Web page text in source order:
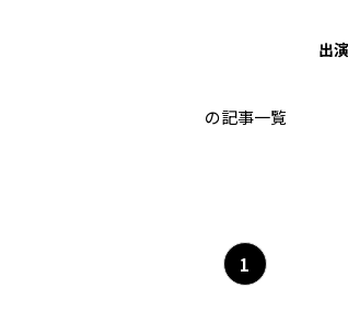
出
ニュースパレー
の記事一覧
1